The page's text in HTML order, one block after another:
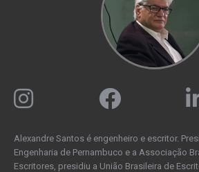
Alexandre Santos é engenheiro e escritor.
Engenharia de Pernambuco e a Associação
Escritores, presidiu a União Brasileira de